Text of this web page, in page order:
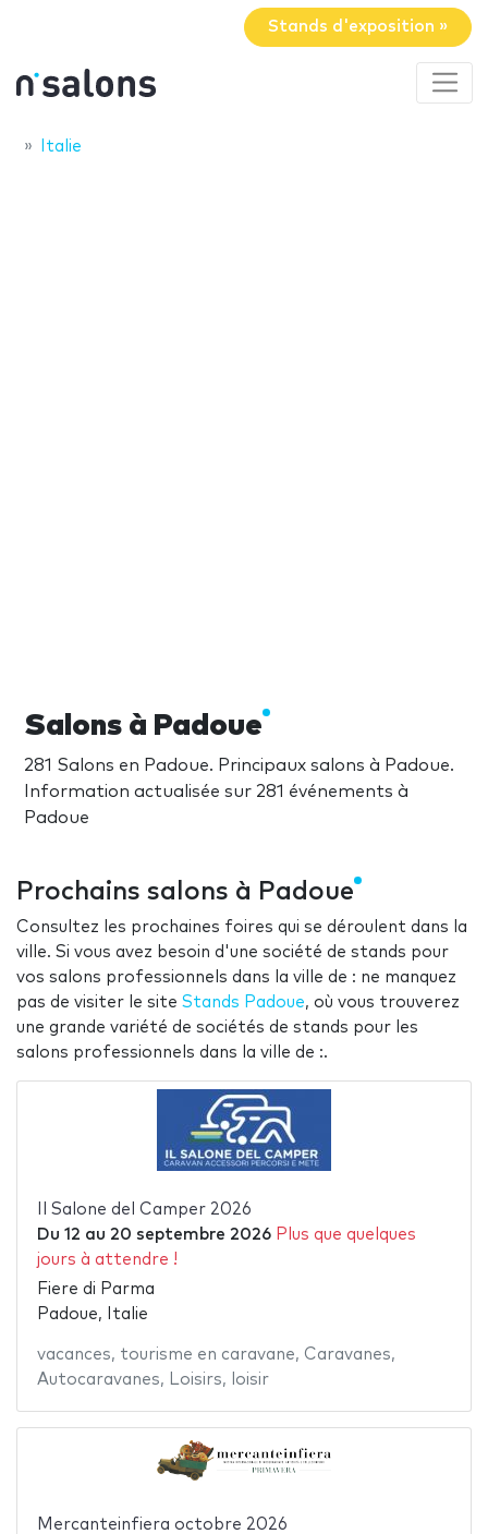
Stands d'exposition »
Italie
Salons à Padoue
281 Salons en Padoue. Principaux salons à Padoue.
Information actualisée sur 281 événements à
Padoue
Prochains salons à Padoue
Consultez les prochaines foires qui se déroulent dans la
ville. Si vous avez besoin d'une société de stands pour
vos salons professionnels dans la ville de : ne manquez
pas de visiter le site Stands Padoue, où vous trouverez
une grande variété de sociétés de stands pour les
salons professionnels dans la ville de :.
Il Salone del Camper 2026
Du 12 au 20 septembre 2026 Plus que quelques
jours à attendre !
Fiere di Parma
Padoue, Italie
vacances, tourisme en caravane, Caravanes,
Autocaravanes, Loisirs, loisir
Mercanteinfiera octobre 2026